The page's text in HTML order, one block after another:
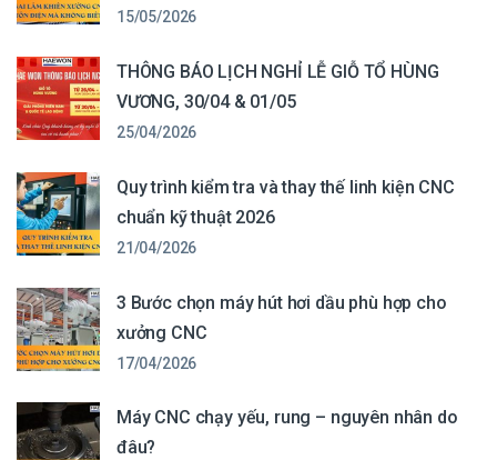
15/05/2026
THÔNG BÁO LỊCH NGHỈ LỄ GIỖ TỔ HÙNG
VƯƠNG, 30/04 & 01/05
25/04/2026
Quy trình kiểm tra và thay thế linh kiện CNC
chuẩn kỹ thuật 2026
21/04/2026
3 Bước chọn máy hút hơi dầu phù hợp cho
xưởng CNC
17/04/2026
Máy CNC chạy yếu, rung – nguyên nhân do
đâu?